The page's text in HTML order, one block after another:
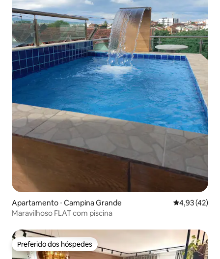
Apartamento ⋅ Campina Grande 4,93 de uma
4,93 (42)
Maravilhoso FLAT com piscina
Preferido dos hóspedes
Preferido dos hóspedes